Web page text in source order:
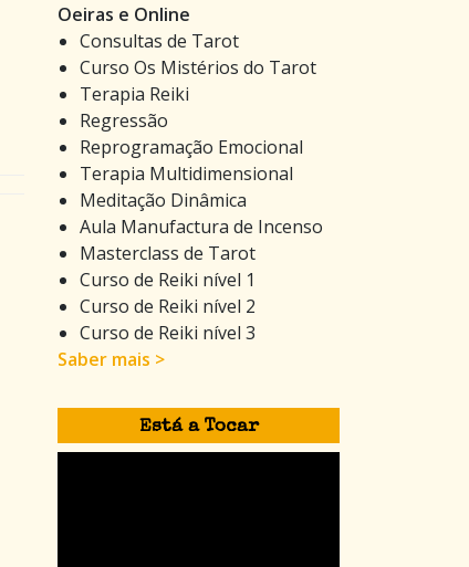
Oeiras e Online
Consultas de Tarot
Curso Os Mistérios do Tarot
Terapia Reiki
Regressão
Reprogramação Emocional
Terapia Multidimensional
Meditação Dinâmica
Aula Manufactura de Incenso
Masterclass de Tarot
Curso de Reiki nível 1
Curso de Reiki nível 2
Curso de Reiki nível 3
Saber mais >
Está a Tocar